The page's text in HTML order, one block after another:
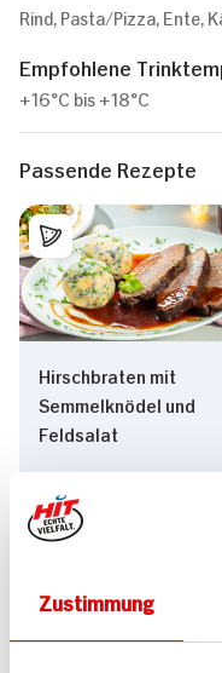
Zustimmung
Rind, Pasta/Pizza, Ente,
Empfohlene
+16°C bis +18°C
Passende Rezepte
Hirschbraten mit
Semmelknödel und
Feldsalat
170 min